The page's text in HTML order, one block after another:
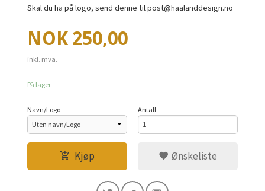
Skal du ha på logo, send denne til post@haalanddesign.no
Pris
NOK 250,00
inkl. mva.
På lager
Navn/Logo Antall
Kjøp Ønskeliste